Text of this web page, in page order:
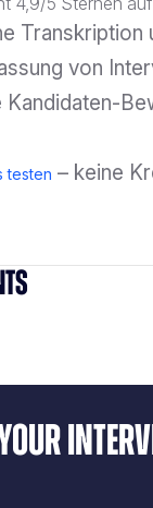
Transkription
von
Kandidaten-
testen – keine